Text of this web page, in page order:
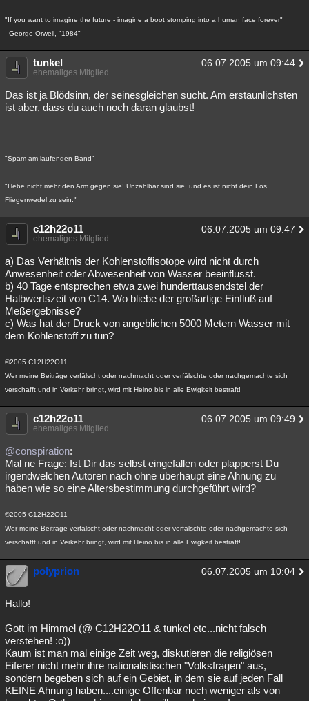
"If you want to imagine the future - imagine a boot stomping into a human face forever"
- George Orwell, "1984"
tunkel 06.07.2005 um 09:44
ehemaliges Mitglied
Das ist ja Blödsinn, der seinesgleichen sucht. Am erstaunlichsten
ist aber, dass du auch noch daran glaubst!
"Spam am laufenden Band"
"Hebe nicht mehr den Arm gegen sie! Unzählbar sind sie, und es ist nicht dein Los,
Fliegenwedel zu sein."
c12h22o11 06.07.2005 um 09:47
ehemaliges Mitglied
a) Das Verhältnis der Kohlenstoffisotope wird nicht durch
Anwesenheit oder Abwesenheit von Wasser beeinflusst.
b) 40 Tage entsprechen etwa zwei hunderttausendstel der
Halbwertszeit von C14. Wo bliebe der großartige Einfluß auf
Meßergebnisse?
c) Was hat der Druck von angeblichen 5000 Metern Wasser mit
dem Kohlenstoff zu tun?
©2005 C12H22O11
Wer meine Beiträge verfälscht oder nachmacht oder verfälschte oder nachgemachte sich
verschafft und in Verkehr bringt, wird mit Heino bis in alle Ewigkeit bestraft!
c12h22o11 06.07.2005 um 09:49
ehemaliges Mitglied
@conspiration:
Mal ne Frage: Ist Dir das selbst eingefallen oder plapperst Du
irgendwelchen Autoren nach ohne überhaupt eine Ahnung zu
haben wie so eine Altersbestimmung durchgeführt wird?
©2005 C12H22O11
Wer meine Beiträge verfälscht oder nachmacht oder verfälschte oder nachgemachte sich
verschafft und in Verkehr bringt, wird mit Heino bis in alle Ewigkeit bestraft!
polyprion 06.07.2005 um 10:04
Hallo!
Gott im Himmel (@ C12H22O11 & tunkel etc...nicht falsch
verstehen! :o))
Kaum ist man mal einige Zeit weg, diskutieren die religiösen
Eiferer nicht mehr ihre nationalistischen "Volksfragen" aus,
sondern begeben sich auf ein Gebiet, in dem sie auf jeden Fall
KEINE Ahnung haben....einige Offenbar noch weniger als von